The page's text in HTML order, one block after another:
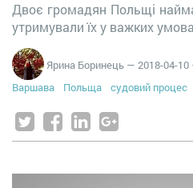
Двоє громадян Польщі
утримували їх у важких
Ярина Боринець — 2018-04-10
Варшава
Польща судовий процес